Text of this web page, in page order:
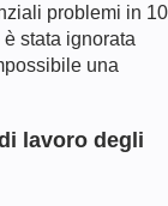
problemi in 10
stata ignorata
una
lavoro degli